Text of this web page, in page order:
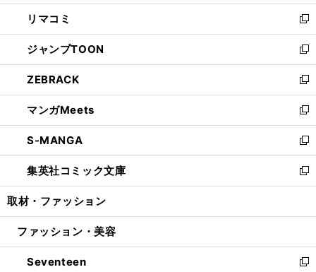
ウ
で
開
く
ン
ド
ウ
で
開
く
ウ
ィ
ン
ド
ウ
で
開
く
し
い
ウ
ィ
ン
ド
ウ
で
開
く
リマコミ
新
し
い
ウ
ィ
ン
ド
ウ
で
開
く
ジャンプTOON
新
し
い
ウ
ィ
ン
ド
ウ
で
開
ZEBRACK
新
し
い
ウ
ィ
ン
ド
ウ
開
マンガMeets
新
し
い
ウ
ィ
ン
ウ
開
く
S-MANGA
新
し
い
ウ
ン
ウ
で
集英社コミック文庫
新
し
ウ
ン
ド
取材・ファッション
ファッション・美容
Seventeen
新